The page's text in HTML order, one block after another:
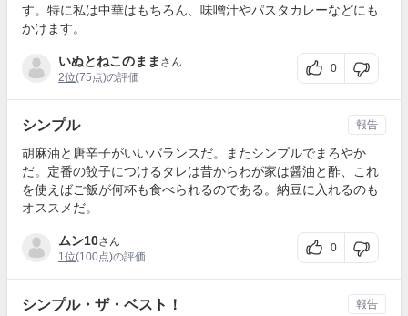
す。特に私は中華はもちろん、味噌汁やパスタカレーなどにも
かけます。
いぬとねこのまま さん
2位(75点)の評価
0
シンプル
胡麻油と唐辛子がいいバランスだ。またシンプルでまろやか
だ。定番の餃子につけるタレは昔からわが家は醤油と酢、これ
を使えばご飯が何杯も食べられるのである。納豆に入れるのも
オススメだ。
ムン10さん
1位(100点)の評価
0
報告
シンプル・ザ・ベスト！ 報告